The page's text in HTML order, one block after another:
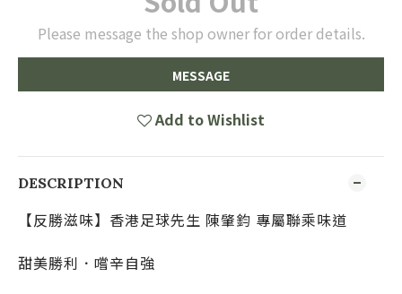
Please message the shop owner for order details.
MESSAGE
Add to Wishlist
DESCRIPTION
【反勝滋味】香港足球先生 陳肇鈞 專屬聯乘味道
甜美勝利． 嚐辛自強